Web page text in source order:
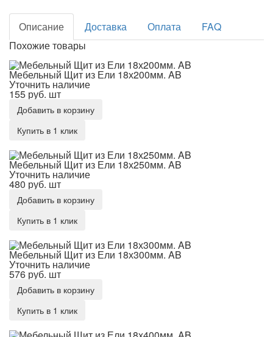
Описание Доставка Оплата
FAQ
Похожие товары
Мебельный Щит из Ели 18х200мм. AB
Мебельный Щит из Ели 18х200мм. AB
Уточнить наличие
155 руб. шт
Добавить в корзину
Купить в 1 клик
Мебельный Щит из Ели 18х250мм. AB
Уточнить наличие
480 руб. шт
Добавить в корзину
Купить в 1 клик
Мебельный Щит из Ели 18х300мм. AB
Уточнить наличие
576 руб. шт
Добавить в корзину
Купить в 1 клик